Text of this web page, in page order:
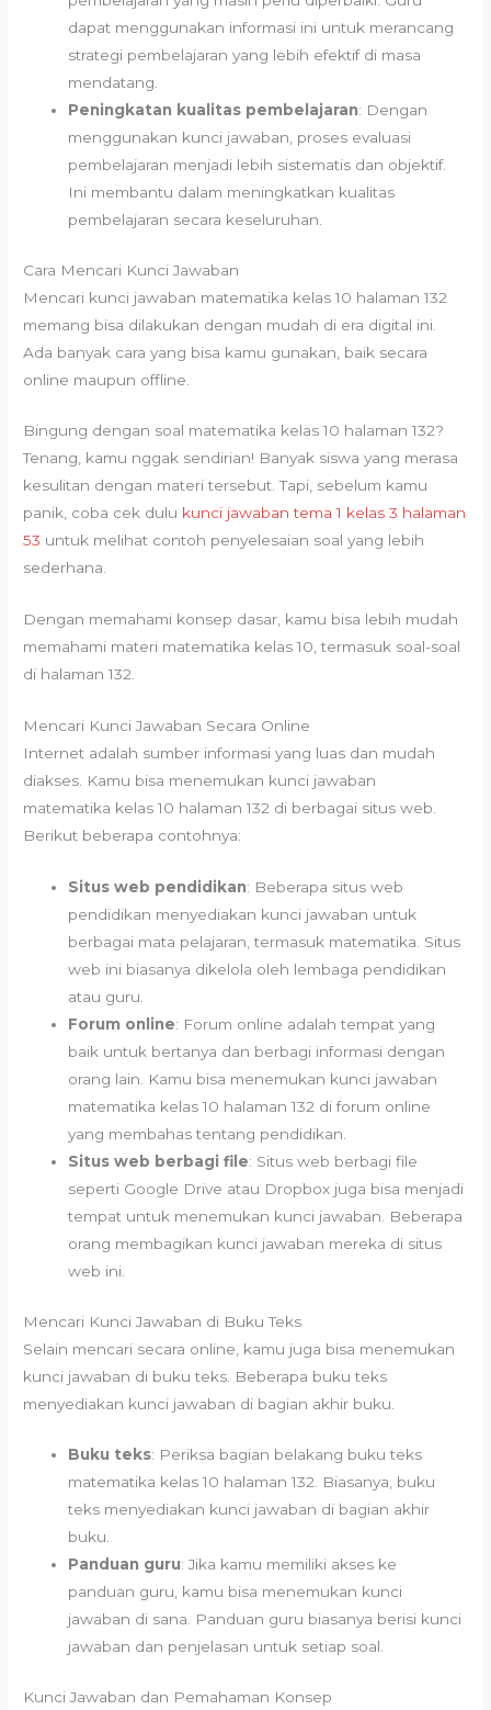
dapat menggunakan informasi ini untuk merancang
strategi pembelajaran yang lebih efektif di masa
mendatang.
Peningkatan kualitas pembelajaran: Dengan
menggunakan kunci jawaban, proses evaluasi
pembelajaran menjadi lebih sistematis dan objektif.
Ini membantu dalam meningkatkan kualitas
pembelajaran secara keseluruhan.
Cara Mencari Kunci Jawaban
Mencari kunci jawaban matematika kelas 10 halaman 132
memang bisa dilakukan dengan mudah di era digital ini.
Ada banyak cara yang bisa kamu gunakan, baik secara
online maupun offline.
Bingung dengan soal matematika kelas 10 halaman 132?
Tenang, kamu nggak sendirian! Banyak siswa yang merasa
kesulitan dengan materi tersebut. Tapi, sebelum kamu
panik, coba cek dulu kunci jawaban tema 1 kelas 3 halaman
53 untuk melihat contoh penyelesaian soal yang lebih
sederhana.
Dengan memahami konsep dasar, kamu bisa lebih mudah
memahami materi matematika kelas 10, termasuk soal-soal
di halaman 132.
Mencari Kunci Jawaban Secara Online
Internet adalah sumber informasi yang luas dan mudah
diakses. Kamu bisa menemukan kunci jawaban
matematika kelas 10 halaman 132 di berbagai situs web.
Berikut beberapa contohnya:
Situs web pendidikan: Beberapa situs web
pendidikan menyediakan kunci jawaban untuk
berbagai mata pelajaran, termasuk matematika. Situs
web ini biasanya dikelola oleh lembaga pendidikan
atau guru.
Forum online: Forum online adalah tempat yang
baik untuk bertanya dan berbagi informasi dengan
orang lain. Kamu bisa menemukan kunci jawaban
matematika kelas 10 halaman 132 di forum online
yang membahas tentang pendidikan.
Situs web berbagi file: Situs web berbagi file
seperti Google Drive atau Dropbox juga bisa menjadi
tempat untuk menemukan kunci jawaban. Beberapa
orang membagikan kunci jawaban mereka di situs
web ini.
Mencari Kunci Jawaban di Buku Teks
Selain mencari secara online, kamu juga bisa menemukan
kunci jawaban di buku teks. Beberapa buku teks
menyediakan kunci jawaban di bagian akhir buku.
Buku teks: Periksa bagian belakang buku teks
matematika kelas 10 halaman 132. Biasanya, buku
teks menyediakan kunci jawaban di bagian akhir
buku.
Panduan guru: Jika kamu memiliki akses ke
panduan guru, kamu bisa menemukan kunci
jawaban di sana. Panduan guru biasanya berisi kunci
jawaban dan penjelasan untuk setiap soal.
Kunci Jawaban dan Pemahaman Konsep